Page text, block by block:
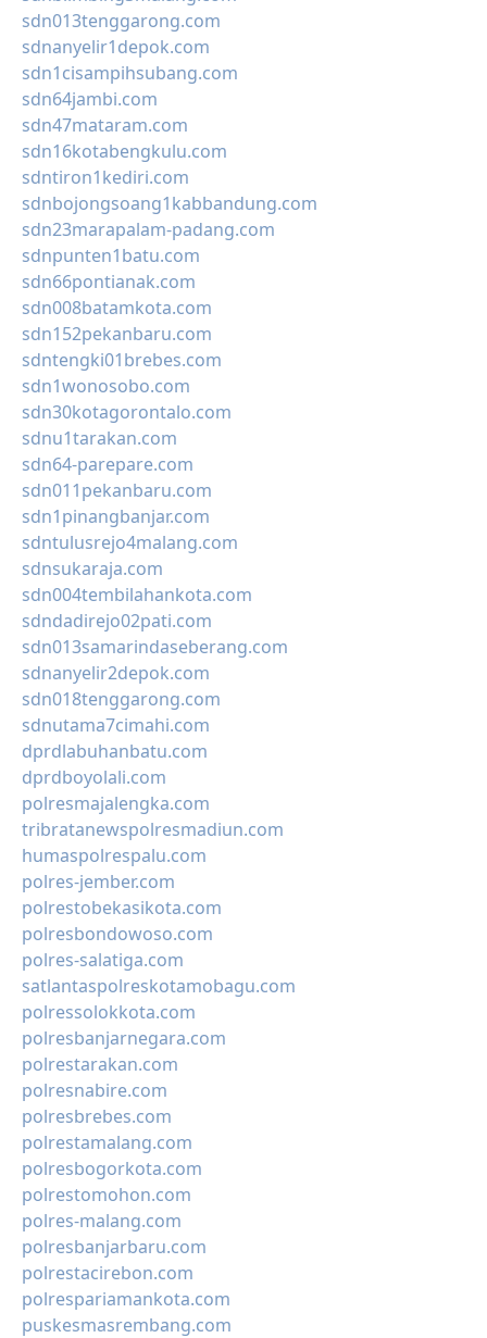
sdn013tenggarong.com
sdnanyelir1depok.com
sdn1cisampihsubang.com
sdn64jambi.com
sdn47mataram.com
sdn16kotabengkulu.com
sdntiron1kediri.com
sdnbojongsoang1kabbandung.com
sdn23marapalam-padang.com
sdnpunten1batu.com
sdn66pontianak.com
sdn008batamkota.com
sdn152pekanbaru.com
sdntengki01brebes.com
sdn1wonosobo.com
sdn30kotagorontalo.com
sdnu1tarakan.com
sdn64-parepare.com
sdn011pekanbaru.com
sdn1pinangbanjar.com
sdntulusrejo4malang.com
sdnsukaraja.com
sdn004tembilahankota.com
sdndadirejo02pati.com
sdn013samarindaseberang.com
sdnanyelir2depok.com
sdn018tenggarong.com
sdnutama7cimahi.com
dprdlabuhanbatu.com
dprdboyolali.com
polresmajalengka.com
tribratanewspolresmadiun.com
humaspolrespalu.com
polres-jember.com
polrestobekasikota.com
polresbondowoso.com
polres-salatiga.com
satlantaspolreskotamobagu.com
polressolokkota.com
polresbanjarnegara.com
polrestarakan.com
polresnabire.com
polresbrebes.com
polrestamalang.com
polresbogorkota.com
polrestomohon.com
polres-malang.com
polresbanjarbaru.com
polrestacirebon.com
polrespariamankota.com
puskesmasrembang.com